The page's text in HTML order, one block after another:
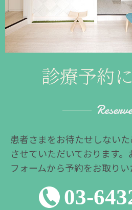
診療予約
Reserve
患者さまをお待たせしない
させていただいております
フォームから予約をお取りい
03-